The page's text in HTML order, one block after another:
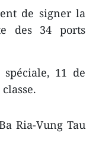
de signer la
des 34 ports
11 de
Ria-Vung Tau